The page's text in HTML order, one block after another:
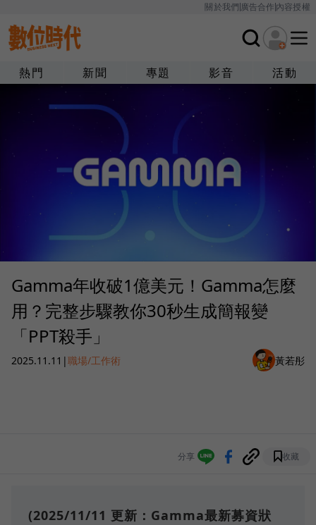
關於我們廣告合作內容授權
熱門 新聞 專題 影音 活動
Gamma年收破1億美元！Gamma怎麼
用？完整步驟教你30秒生成簡報變
「PPT殺手」
2025.11.11 |職場/工作術 黃若彤
分享 收藏
(2025/11/11 更新：Gamma最新募資狀